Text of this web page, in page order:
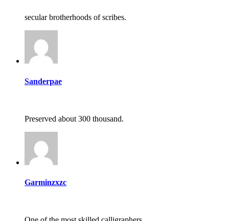
secular brotherhoods of scribes.
Sanderpae
Preserved about 300 thousand.
Garminzxzc